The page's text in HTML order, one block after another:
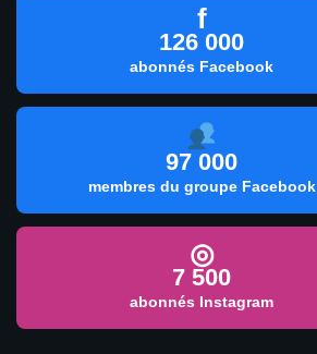
f
126 000
abonnés Facebook
97 000
membres du groupe Facebook
◎
7 500
abonnés Instagram